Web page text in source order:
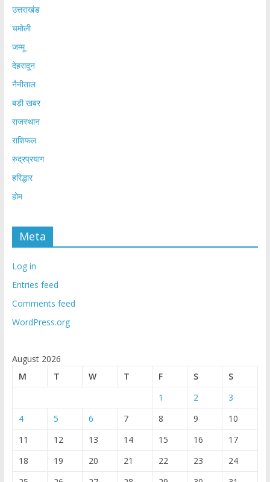
उत्तराखंड
चमोली
जम्मू
देहरादून
नैनीताल
बड़ी खबर
राजस्थान
राशिफल
रुद्रप्रयाग
हरिद्धार
होम
Meta
Log in
Entries feed
Comments feed
WordPress.org
August 2026
M
T W T F S
S
1
2
3
4
5 6 7 8 9
10
11
12 13 14 15 16
17
18
19 20 21 22 23
24